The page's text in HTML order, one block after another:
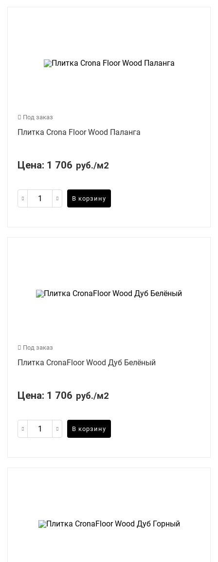
Под заказ
Плитка Crona Floor Wood Паланга
Цена: 1 706 руб./м2
В корзину
Под заказ
Плитка CronaFloor Wood Дуб Белёный
Цена: 1 706 руб./м2
В корзину